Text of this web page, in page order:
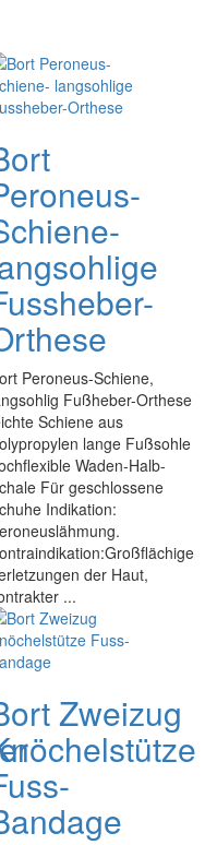
Peroneus-Schiene,
Fußheber-Orthese
Schiene aus
lange Fußsohle
Waden-Halb-
Für geschlossene
Indikation:
der Haut,
...
Zweizug